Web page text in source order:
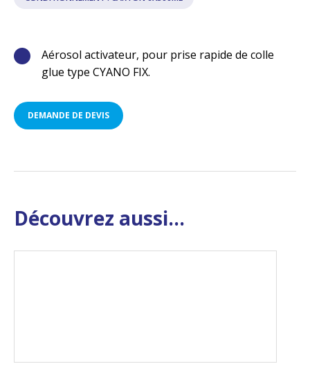
Aérosol activateur, pour prise rapide de colle
glue type CYANO FIX.
DEMANDE DE DEVIS
Découvrez aussi...